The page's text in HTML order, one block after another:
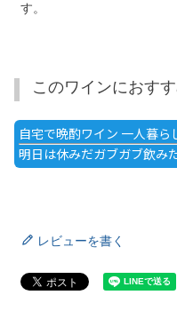
す。
このワインにおす
自宅で晩酌ワイン 一人暮
明日は休みだガブガブ飲み
レビューを書く